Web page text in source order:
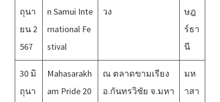
ถุนา
ยน 2
567
n Samui Inte
rnational Fe
stival
วง
ษฎ
ร์ธา
นี
30 มิ
ถุนา
Mahasarakh
am Pride 20
ณ ตลาดขามเรียง
อ.กันทรวิชัย จ.มหา
มห
าสา